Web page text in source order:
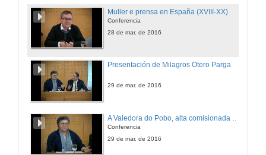
Muller e prensa en España (XVIII-XX)
Conferencia
28 de mar. de 2016
Presentación de Milagros Otero Parga
29 de mar. de 2016
Conferencia
29 de mar. de 2016